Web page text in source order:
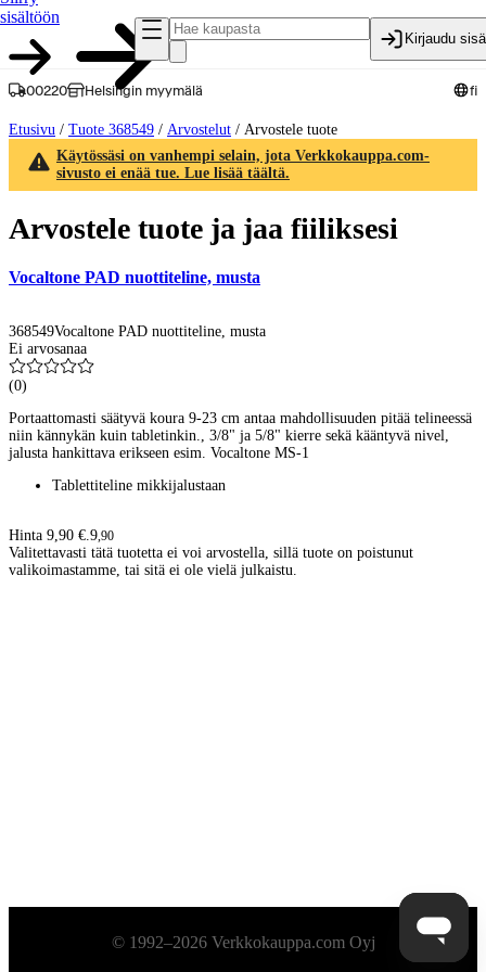
sisältöön
Kirjaudu
00220 Helsingin myymälä fi
Etusivu / Tuote 368549 / Arvostelut / Arvostele tuote
Käytössäsi on vanhempi selain, jota Verkkokauppa.com-
sivusto ei enää tue. Lue lisää täältä.
Arvostele tuote ja jaa fiiliksesi
Vocaltone PAD nuottiteline, musta
368549Vocaltone PAD nuottiteline, musta
Ei arvosanaa
(0)
Portaattomasti säätyvä koura 9-23 cm antaa mahdollisuuden pitää telineessä
niin kännykän kuin tabletinkin., 3/8" ja 5/8" kierre sekä kääntyvä nivel,
jalusta hankittava erikseen esim. Vocaltone MS-1
Tablettiteline mikkijalustaan
Hinta 9,90 €. 9,90
Valitettavasti tätä tuotetta ei voi arvostella, sillä tuote on poistunut
valikoimastamme, tai sitä ei ole vielä julkaistu.
Alatunniste© 1992–2026 Verkkokauppa.com Oyj